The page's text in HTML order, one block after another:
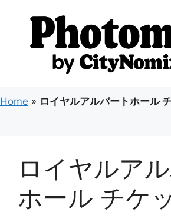
ス
キ
Home » ロイヤルアルバートホール
ロイヤルア
ホール チケ